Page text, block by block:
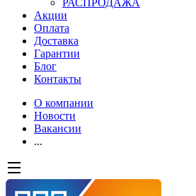
РАСПРОДАЖА
Акции
Оплата
Доставка
Гарантии
Блог
Контакты
О компании
Новости
Вакансии
...